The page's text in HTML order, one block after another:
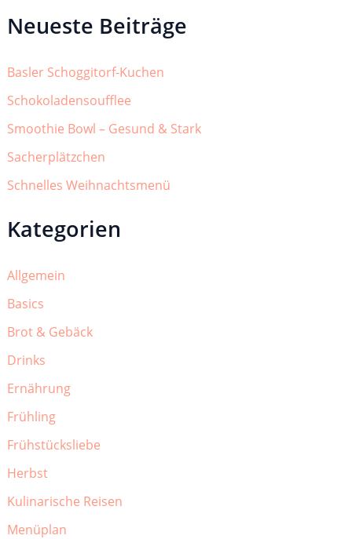
Neueste Beiträge
Basler Schoggitorf-Kuchen
Schokoladensoufflee
Smoothie Bowl – Gesund & Stark
Sacherplätzchen
Schnelles Weihnachtsmenü
Kategorien
Allgemein
Basics
Brot & Gebäck
Drinks
Ernährung
Frühling
Frühstücksliebe
Herbst
Kulinarische Reisen
Menüplan